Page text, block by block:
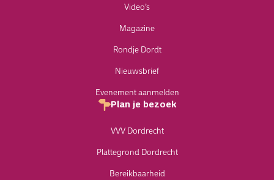
Video’s
Magazine
Rondje Dordt
Nieuwsbrief
Evenement aanmelden
Plan je bezoek
VVV Dordrecht
Plattegrond Dordrecht
Bereikbaarheid